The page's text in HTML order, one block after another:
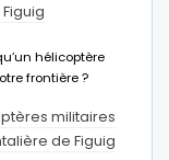
hélicoptère
frontière ?
militaires
de Figuig